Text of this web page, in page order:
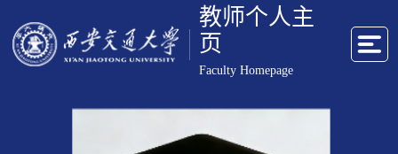
教师个人主
页
Faculty Homepage